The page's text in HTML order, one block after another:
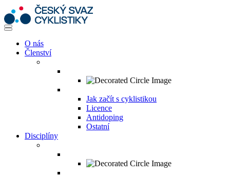
O nás
Členství
Jak začít s cyklistikou
Licence
Antidoping
Ostatní
Disciplíny